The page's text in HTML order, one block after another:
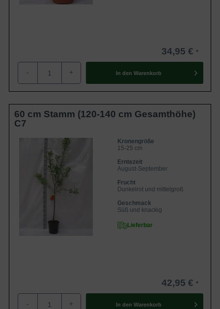
34,95 €
- + In den Warenkorb
60 cm Stamm (120-140 cm Gesamthöhe)
C7
Kronengröße
15-25 cm
Erntezeit
August-September
Frucht
Dunkelrot und mittelgroß
Geschmack
Süß und knackig
Lieferbar
42,95 €
- + In den Warenkorb